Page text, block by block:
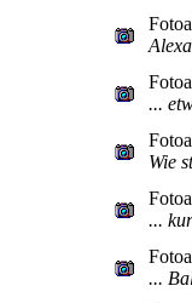
...
Wie
...
...